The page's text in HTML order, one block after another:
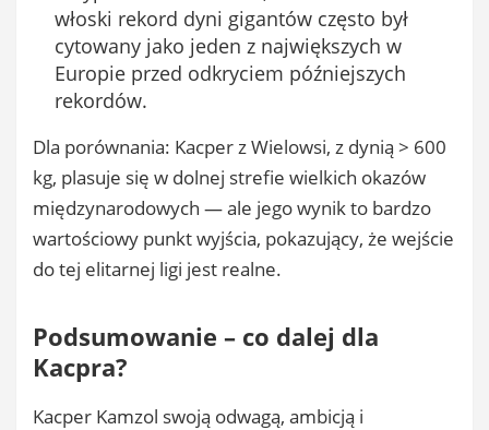
włoski rekord dyni gigantów często był
cytowany jako jeden z największych w
Europie przed odkryciem późniejszych
rekordów.
Dla porównania: Kacper z Wielowsi, z dynią > 600
kg, plasuje się w dolnej strefie wielkich okazów
międzynarodowych — ale jego wynik to bardzo
wartościowy punkt wyjścia, pokazujący, że wejście
do tej elitarnej ligi jest realne.
Podsumowanie – co dalej dla
Kacpra?
Kacper Kamzol swoją odwagą, ambicją i